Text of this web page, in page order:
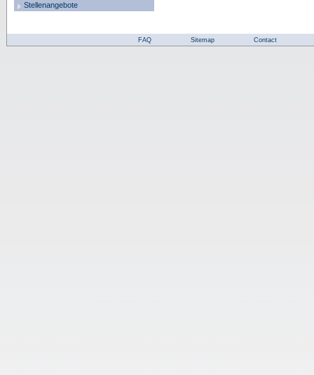
Stellenangebote
FAQ Sitemap Contact